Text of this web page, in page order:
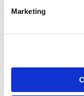
Marketing
» Konservative
THERAPIE By